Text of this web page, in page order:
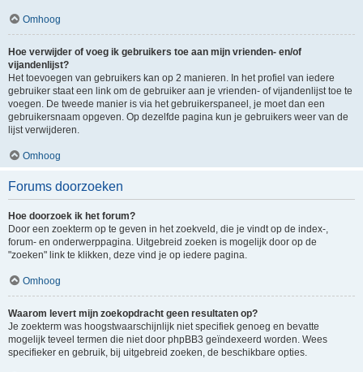
Omhoog
Hoe verwijder of voeg ik gebruikers toe aan mijn vrienden- en/of
vijandenlijst?
Het toevoegen van gebruikers kan op 2 manieren. In het profiel van iedere
gebruiker staat een link om de gebruiker aan je vrienden- of vijandenlijst toe te
voegen. De tweede manier is via het gebruikerspaneel, je moet dan een
gebruikersnaam opgeven. Op dezelfde pagina kun je gebruikers weer van de
lijst verwijderen.
Omhoog
Forums doorzoeken
Hoe doorzoek ik het forum?
Door een zoekterm op te geven in het zoekveld, die je vindt op de index-,
forum- en onderwerppagina. Uitgebreid zoeken is mogelijk door op de
"zoeken" link te klikken, deze vind je op iedere pagina.
Omhoog
Waarom levert mijn zoekopdracht geen resultaten op?
Je zoekterm was hoogstwaarschijnlijk niet specifiek genoeg en bevatte
mogelijk teveel termen die niet door phpBB3 geïndexeerd worden. Wees
specifieker en gebruik, bij uitgebreid zoeken, de beschikbare opties.